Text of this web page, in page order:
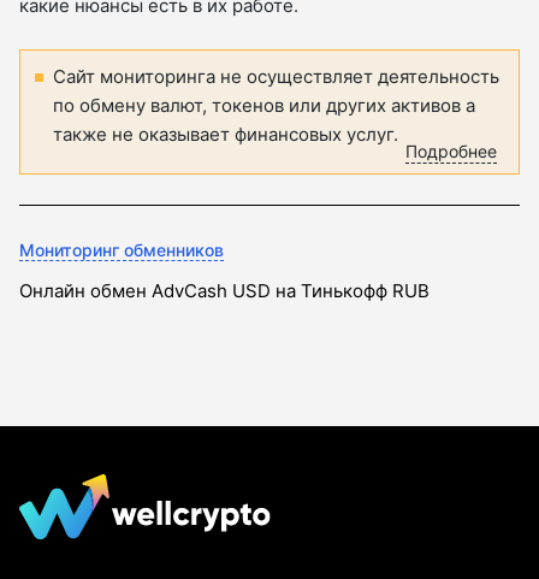
какие нюансы есть в их работе.
Сайт мониторинга не осуществляет деятельность
по обмену валют, токенов или других активов а
также не оказывает финансовых услуг.
Подробнее
Мониторинг обменников
Онлайн обмен AdvCash USD на Тинькофф RUB